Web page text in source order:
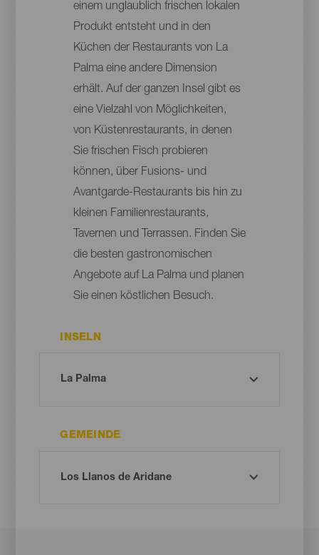
einem unglaublich frischen lokalen
Produkt entsteht und in den
Küchen der Restaurants von La
Palma eine andere Dimension
erhält. Auf der ganzen Insel gibt es
eine Vielzahl von Möglichkeiten,
von Küstenrestaurants, in denen
Sie frischen Fisch probieren
können, über Fusions- und
Avantgarde-Restaurants bis hin zu
kleinen Familienrestaurants,
Tavernen und Terrassen. Finden Sie
die besten gastronomischen
Angebote auf La Palma und planen
Sie einen köstlichen Besuch.
INSELN
GEMEINDE